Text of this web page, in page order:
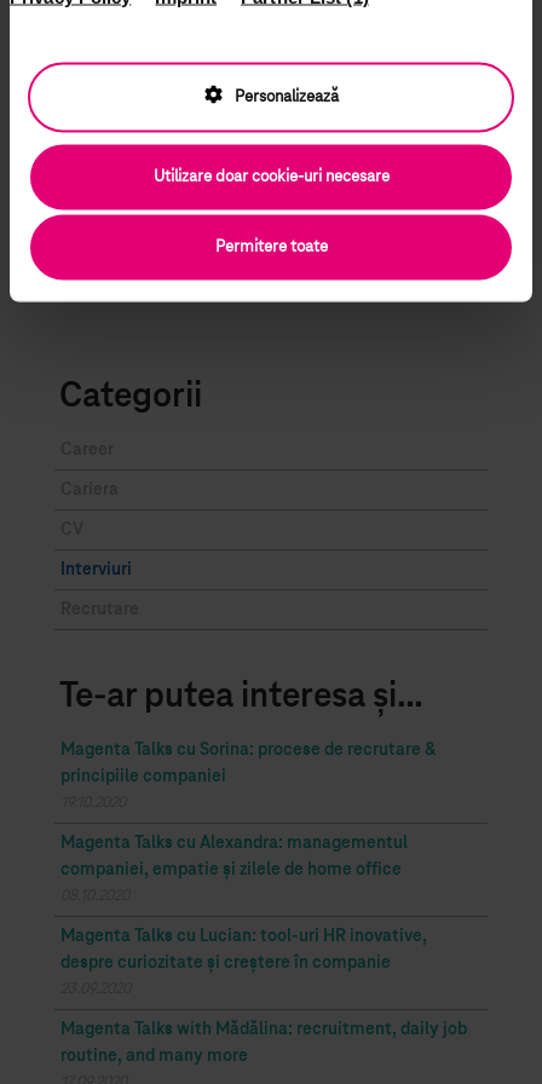
Permitere toate
Personalizează
Utilizare doar cookie-uri necesare
care te pregătești pentru interviu.
pentru jobul la care aplici
Categorii
Interviuri
Te-ar putea interesa și…
Magenta Talks cu Sorina: procese de recrutare &
principiile companiei
Magenta Talks cu Alexandra: managementul
companiei, empatie și zilele de home office
Magenta Talks cu Lucian: tool-uri HR inovative,
despre curiozitate și creștere în companie
Magenta Talks with Mădălina: recruitment, daily job
routine, and many more